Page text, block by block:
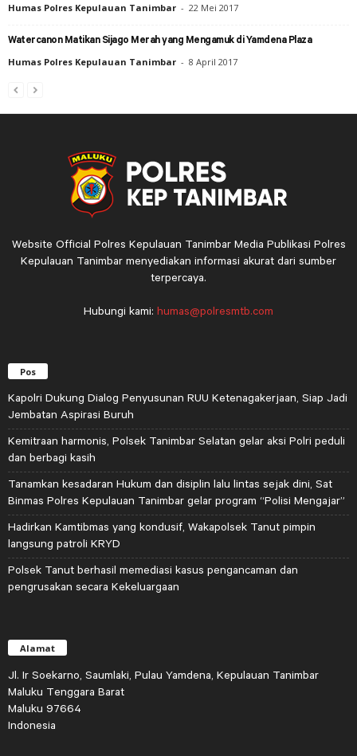
Humas Polres Kepulauan Tanimbar - 22 Mei 2017
Watercanon Matikan Sijago Merah yang Mengamuk di Yamdena Plaza
Humas Polres Kepulauan Tanimbar - 8 April 2017
Website Official Polres Kepulauan Tanimbar Media Publikasi Polres
Kepulauan Tanimbar menyediakan informasi akurat dari sumber
terpercaya.
Hubungi kami: humas@polresmtb.com
Pos
Kapolri Dukung Dialog Penyusunan RUU Ketenagakerjaan, Siap Jadi
Jembatan Aspirasi Buruh
Kemitraan harmonis, Polsek Tanimbar Selatan gelar aksi Polri peduli
dan berbagi kasih
Tanamkan kesadaran Hukum dan disiplin lalu lintas sejak dini, Sat
Binmas Polres Kepulauan Tanimbar gelar program “Polisi Mengajar”
Hadirkan Kamtibmas yang kondusif, Wakapolsek Tanut pimpin
langsung patroli KRYD
Polsek Tanut berhasil memediasi kasus pengancaman dan
pengrusakan secara Kekeluargaan
Alamat
Jl. Ir Soekarno, Saumlaki, Pulau Yamdena, Kepulauan Tanimbar
Maluku Tenggara Barat
Maluku 97664
Indonesia